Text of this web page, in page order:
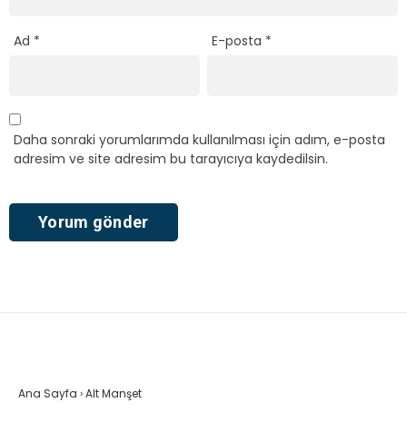
Ad * E-posta *
Daha sonraki yorumlarımda kullanılması için adım, e-posta
adresim ve site adresim bu tarayıcıya kaydedilsin.
Ana Sayfa ›Alt Manşet